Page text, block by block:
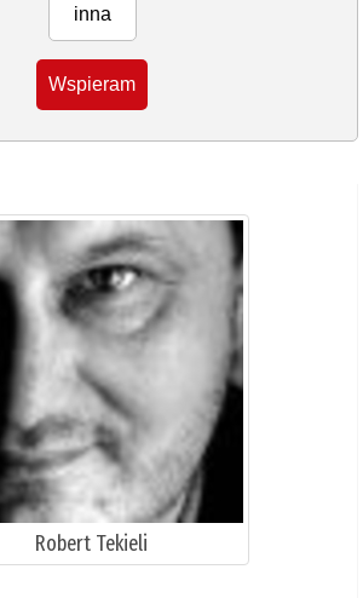
inna
Wspieram
Robert Tekieli